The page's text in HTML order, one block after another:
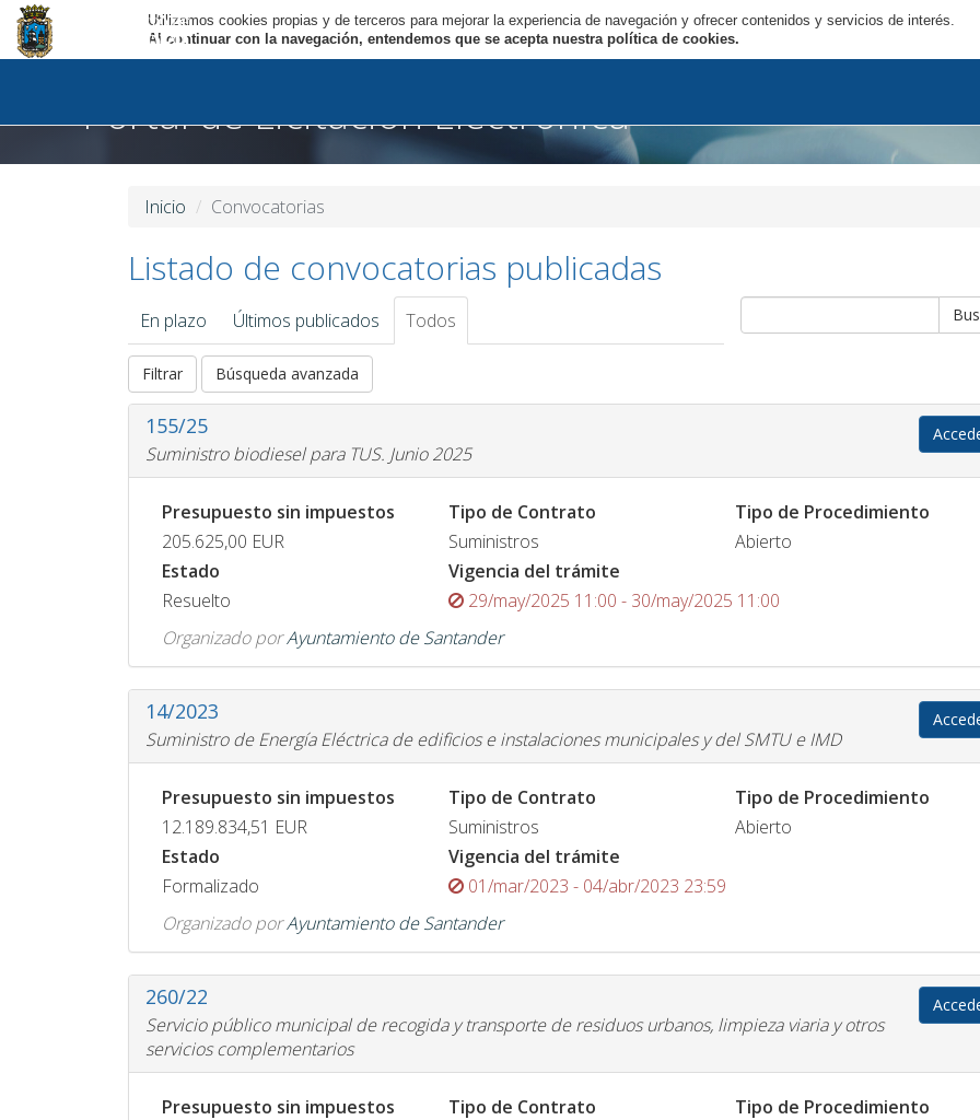
Utilizamos cookies propias y de terceros para mejorar la experiencia de navegación y ofrecer contenidos y servicios de interés.
Al continuar con la navegación, entendemos que se acepta nuestra política de cookies.
Inicio
Portal de Licitación Electrónica
Inicio Convocatorias
Listado de convocatorias publicadas
En plazo Últimos publicados Todos
Filtrar Búsqueda avanzada
155/25
Suministro biodiesel para TUS. Junio 2025
Presupuesto sin impuestos
205.625,00 EUR
Tipo de Contrato
Suministros
Tipo de Procedimiento
Abierto
Estado
Resuelto
Vigencia del trámite
29/may/2025 11:00 - 30/may/2025 11:00
Organizado porAyuntamiento de Santander
14/2023
Suministro de Energía Eléctrica de edificios e instalaciones municipales y del SMTU e IMD
Presupuesto sin impuestos
12.189.834,51 EUR
Tipo de Contrato
Suministros
Tipo de Procedimiento
Abierto
Estado
Formalizado
Vigencia del trámite
01/mar/2023 - 04/abr/2023 23:59
Organizado porAyuntamiento de Santander
260/22
Servicio público municipal de recogida y transporte de residuos urbanos, limpieza viaria y otros
servicios complementarios
Presupuesto sin impuestos
Tipo de Contrato
Tipo de Procedimiento